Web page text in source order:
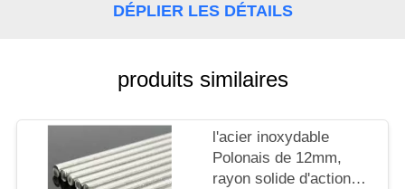
DEVIS
DÉPLIER LES DÉTAILS
produits similaires
l'acier inoxydable
Polonais de 12mm,
rayon solide d'actions